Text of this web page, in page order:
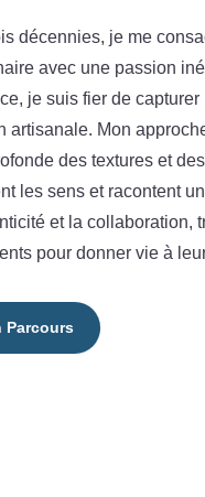
décennies, je me
avec une passion
je suis fier de
artisanale. Mon
des textures et
les sens et racontent
et la collaboration,
pour donner vie à
Parcours